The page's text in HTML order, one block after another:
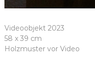
Videoobjekt 2023
58 x 39 cm
Holzmuster vor Video